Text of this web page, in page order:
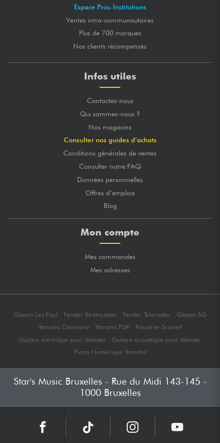
Espace Pros-Institutions
Ventes intra-communautaires
Plus de 700 marques
Nos clients récompensés
Infos utiles
Contactez-nous
Qui sommes-nous ?
Nos magasins
Consulter nos guides d’achats
Conditions générales de ventes
Consulter notre FAQ
Données personnelles
Offres d’emplois
Blog
Mon compte
Mes commandes
Mes adresses
Gibson Les Paul Fender Stratocaster Fender Telecaster
Gibson SG
Yamaha Clavinova
Yamaha PSR
Focusrite Scarlett
Guitare électrique pour débuter
Guitare acoustique pour débuter
Piano Numérique Yamaha
Star's Music Bruxelles - Rue du Midi 143-145 -
1000 Bruxelles